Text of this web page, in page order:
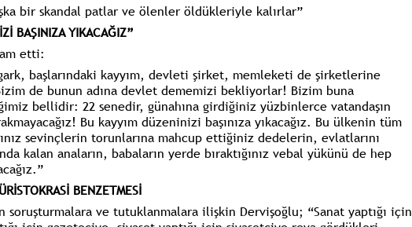
bir skandal patlar ve ölenler öldükleriyle kalırlar”
BAŞINIZA YIKACAĞIZ”
etti:
başlarındaki kayyım, devleti şirket, memleketi de şirketlerine
de bunun adına devlet dememizi bekliyorlar! Bizim buna
bellidir: 22 senedir, günahına girdiğiniz yüzbinlerce vatandaşın
Bu kayyım düzeninizi başınıza yıkacağız. Bu ülkenin tüm
sevinçlerin torunlarına mahcup ettiğiniz dedelerin, evlatlarını
kalan anaların, babaların yerde bıraktığınız vebal yükünü de hep
BENZETMESİ
soruşturmalara ve tutuklanmalara ilişkin Dervişoğlu; “Sanat yaptığı için